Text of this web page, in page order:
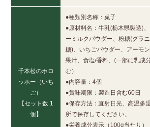
千本松のホロ
ッホー（いち
ご）
【セット数 1
個】
●種類別名称：菓子
●原材料名：牛乳(栃木県製造)
ーミルクパウダー、粉糖(グラ
糖)、いちごパウダー、アーモ
果汁、食塩/香料、(一部に乳成
む）
●内容量：4個
●賞味期限：製造日含む60日
●保存方法：直射日光、高温多
所で保存してください。
●栄養成分表示（100g当たり）